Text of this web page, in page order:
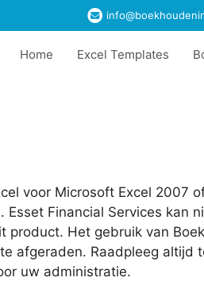
Home Excel Templates
voor Microsoft Excel 2007
Esset Financial Services
product. Het gebruik van
afgeraden. Raadpleeg altijd
uw administratie.